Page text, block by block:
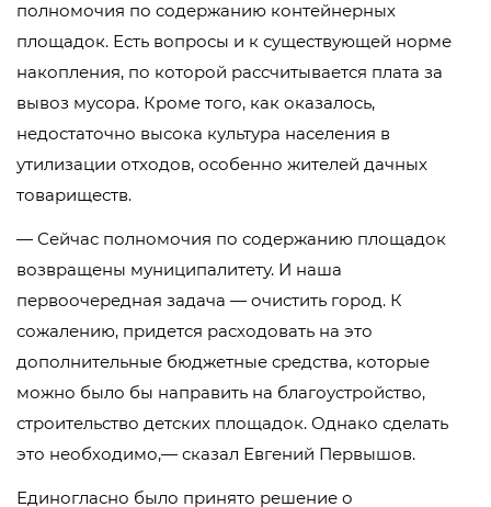
полномочия по содержанию контейнерных
площадок. Есть вопросы и к существующей норме
накопления, по которой рассчитывается плата за
вывоз мусора. Кроме того, как оказалось,
недостаточно высока культура населения в
утилизации отходов, особенно жителей дачных
товариществ.
— Сейчас полномочия по содержанию площадок
возвращены муниципалитету. И наша
первоочередная задача — очистить город. К
сожалению, придется расходовать на это
дополнительные бюджетные средства, которые
можно было бы направить на благоустройство,
строительство детских площадок. Однако сделать
это необходимо,— сказал Евгений Первышов.
Единогласно было принято решение о